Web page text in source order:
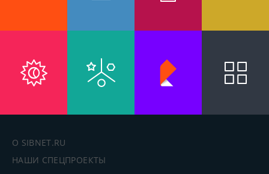
О SIBNET.RU
НАШИ СПЕЦПРОЕКТЫ